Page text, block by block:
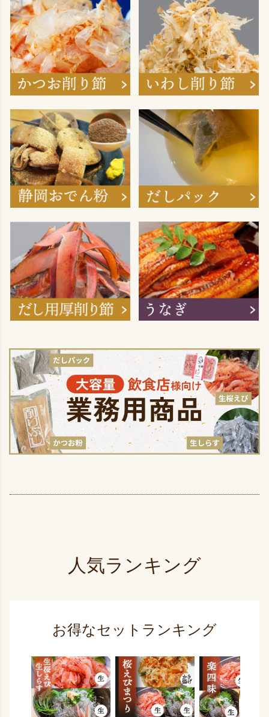
人気ランキング
お得なセットランキング